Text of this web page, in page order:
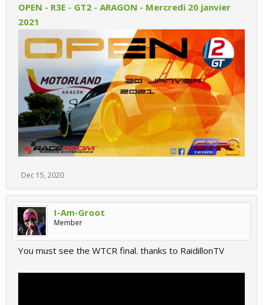
OPEN - R3E - GT2 - ARAGON - Mercredi 20 janvier
2021
Dec 15, 2020
I-Am-Groot
Member
You must see the WTCR final. thanks to RaidillonTV